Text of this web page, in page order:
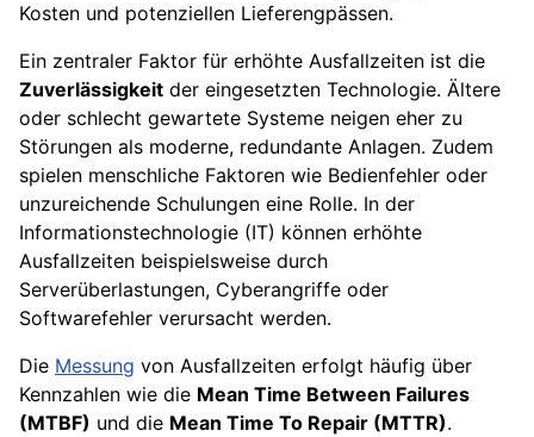
Kosten und potenziellen Lieferengpässen.
Ein zentraler Faktor für erhöhte Ausfallzeiten ist die
Zuverlässigkeit der eingesetzten Technologie. Ältere
oder schlecht gewartete Systeme neigen eher zu
Störungen als moderne, redundante Anlagen. Zudem
spielen menschliche Faktoren wie Bedienfehler oder
unzureichende Schulungen eine Rolle. In der
Informationstechnologie (IT) können erhöhte
Ausfallzeiten beispielsweise durch
Serverüberlastungen, Cyberangriffe oder
Softwarefehler verursacht werden.
Die Messung von Ausfallzeiten erfolgt häufig über
Kennzahlen wie die Mean Time Between Failures
(MTBF) und die Mean Time To Repair (MTTR).